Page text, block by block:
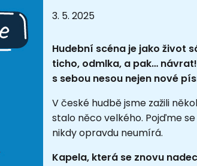
3. 5. 2025
Hudební scéna je jako život
ticho, odmlka, a pak…
s sebou nesou nejen nové
V české hudbě jsme zažili
stalo něco velkého. Pojďme
nikdy opravdu neumírá.
Kapela, která se znovu